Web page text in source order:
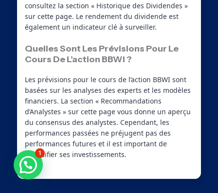
consultez la section « Historique des Dividendes »
sur cette page. Le rendement du dividende est
également un indicateur clé à surveiller.
Quelles Sont Les Prévisions Pour Le
Cours De L’action BBWI ?
Les prévisions pour le cours de l’action BBWI sont
basées sur les analyses des experts et les modèles
financiers. La section « Recommandations
d’Analystes » sur cette page vous donne un aperçu
du consensus des analystes. Cependant, les
performances passées ne préjugent pas des
performances futures et il est important de
diversifier ses investissements.
1